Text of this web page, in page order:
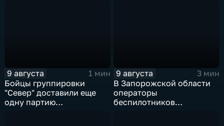
9 августа
1 мин
Бойцы группировки
"Север" доставили еще
одну партию
9 августа
3 мин
В Запорожской области
операторы
беспилотников